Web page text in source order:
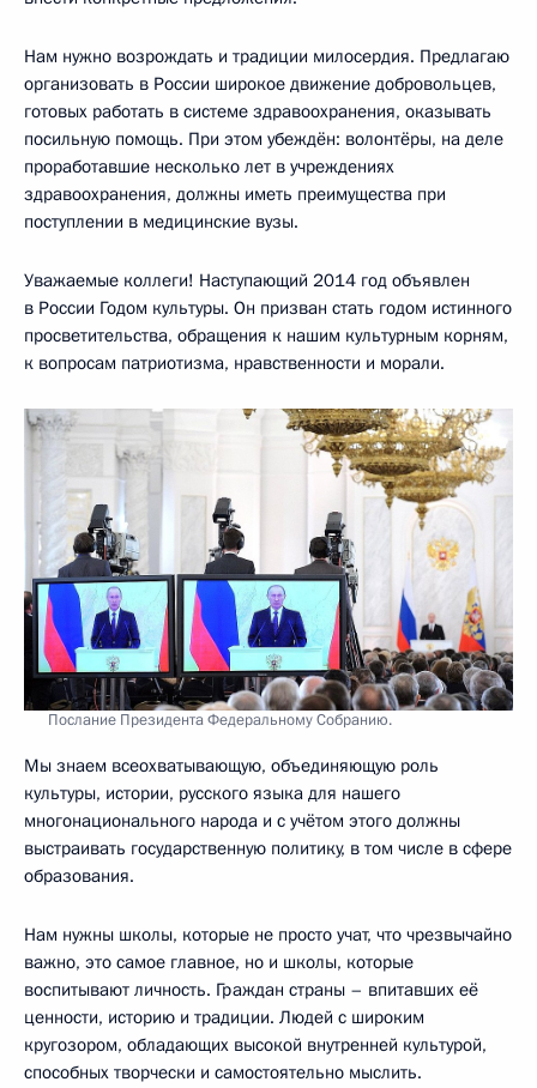
Нам нужно возрождать и традиции милосердия. Предлагаю
организовать в России широкое движение добровольцев,
готовых работать в системе здравоохранения, оказывать
посильную помощь. При этом убеждён: волонтёры, на деле
проработавшие несколько лет в учреждениях
здравоохранения, должны иметь преимущества при
поступлении в медицинские вузы.
Уважаемые коллеги! Наступающий 2014 год объявлен
в России Годом культуры. Он призван стать годом истинного
просветительства, обращения к нашим культурным корням,
к вопросам патриотизма, нравственности и морали.
Послание Президента Федеральному Собранию.
Мы знаем всеохватывающую, объединяющую роль
культуры, истории, русского языка для нашего
многонационального народа и с учётом этого должны
выстраивать государственную политику, в том числе в сфере
образования.
Нам нужны школы, которые не просто учат, что чрезвычайно
важно, это самое главное, но и школы, которые
воспитывают личность. Граждан страны – впитавших её
ценности, историю и традиции. Людей с широким
кругозором, обладающих высокой внутренней культурой,
способных творчески и самостоятельно мыслить.